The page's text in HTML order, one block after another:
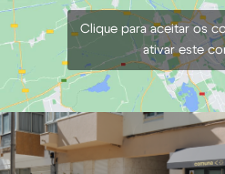
Clique para aceitar os
ativar este